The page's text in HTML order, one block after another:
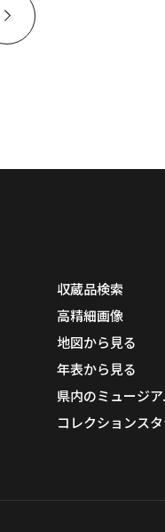
収蔵品検索
高精細画像
地図から見る
年表から見る
県内のミュージア
コレクションス